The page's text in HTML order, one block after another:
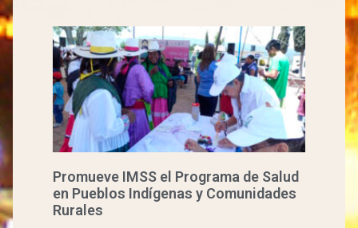
Promueve IMSS el Programa de Salud
en Pueblos Indígenas y Comunidades
Rurales